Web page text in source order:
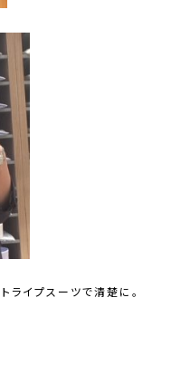
ライプスーツで清楚に。